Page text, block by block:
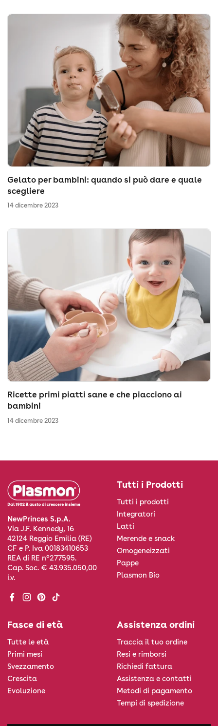
Gelato per bambini: quando si può dare e quale
scegliere
14 dicembre 2023
Ricette primi piatti sane e che piacciono ai
bambini
14 dicembre 2023
NewPrinces S.p.A.
Via J.F. Kennedy, 16
42124 Reggio Emilia (RE)
CF e P. Iva 00183410653
REA di RE n°277595.
Cap. Soc. € 43.935.050,00
i.v.
Facebook
Instagram
Pinterest
TikTok
Tutti i Prodotti
Tutti i prodotti
Integratori
Latti
Merende e snack
Omogeneizzati
Pappe
Plasmon Bio
Fasce di età
Tutte le età
Primi mesi
Svezzamento
Crescita
Evoluzione
Assistenza ordini
Traccia il tuo ordine
Resi e rimborsi
Richiedi fattura
Assistenza e contatti
Metodi di pagamento
Tempi di spedizione